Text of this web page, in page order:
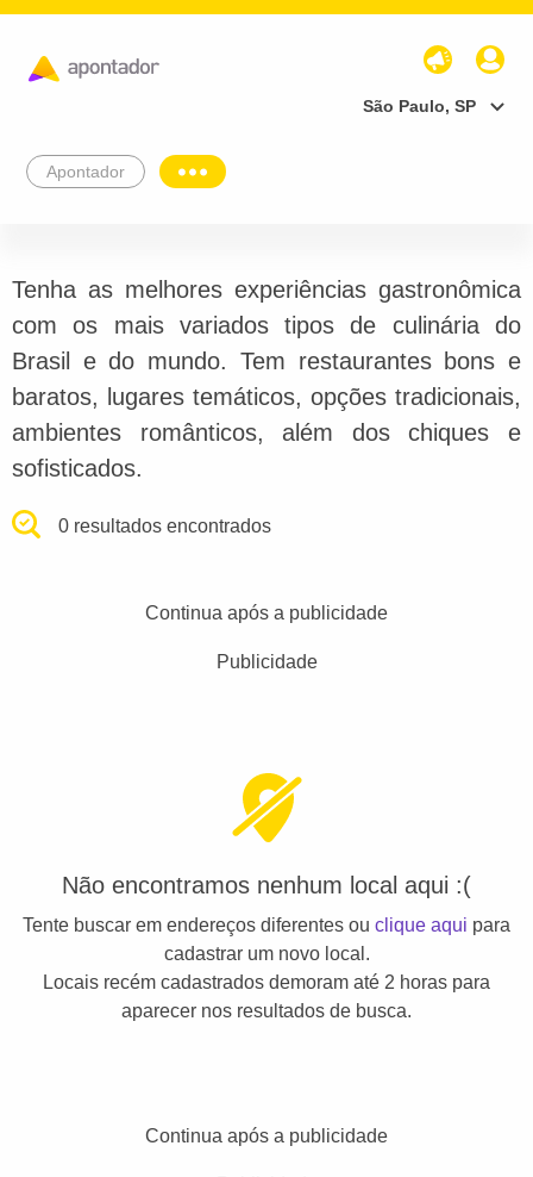
São Paulo, SP
Apontador
Tenha as melhores experiências gastronômica
com os mais variados tipos de culinária do
Brasil e do mundo. Tem restaurantes bons e
baratos, lugares temáticos, opções tradicionais,
ambientes românticos, além dos chiques e
sofisticados.
0 resultados encontrados
Continua após a publicidade
Publicidade
Não encontramos nenhum local aqui :(
Tente buscar em endereços diferentes ou clique aqui para
cadastrar um novo local.
Locais recém cadastrados demoram até 2 horas para
aparecer nos resultados de busca.
Continua após a publicidade